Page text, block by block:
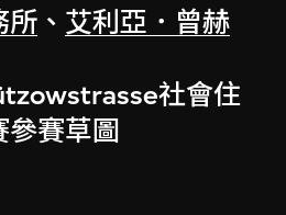
所 、 艾利亞．曾赫
社會住
賽草圖